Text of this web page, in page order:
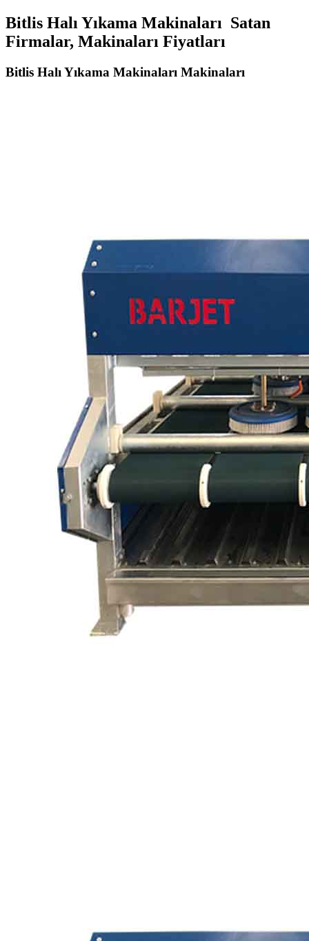
Bitlis Halı Yıkama Makinaları Satan
Firmalar, Makinaları Fiyatları
Bitlis Halı Yıkama Makinaları Makinaları